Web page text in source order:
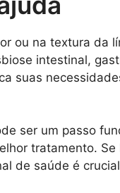
ou na textura da
intestinal,
suas
ser um passo
tratamento.
de saúde é